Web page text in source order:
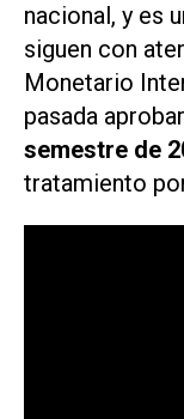
nacional, y es
siguen con
Monetario
pasada
semestre de
tratamiento